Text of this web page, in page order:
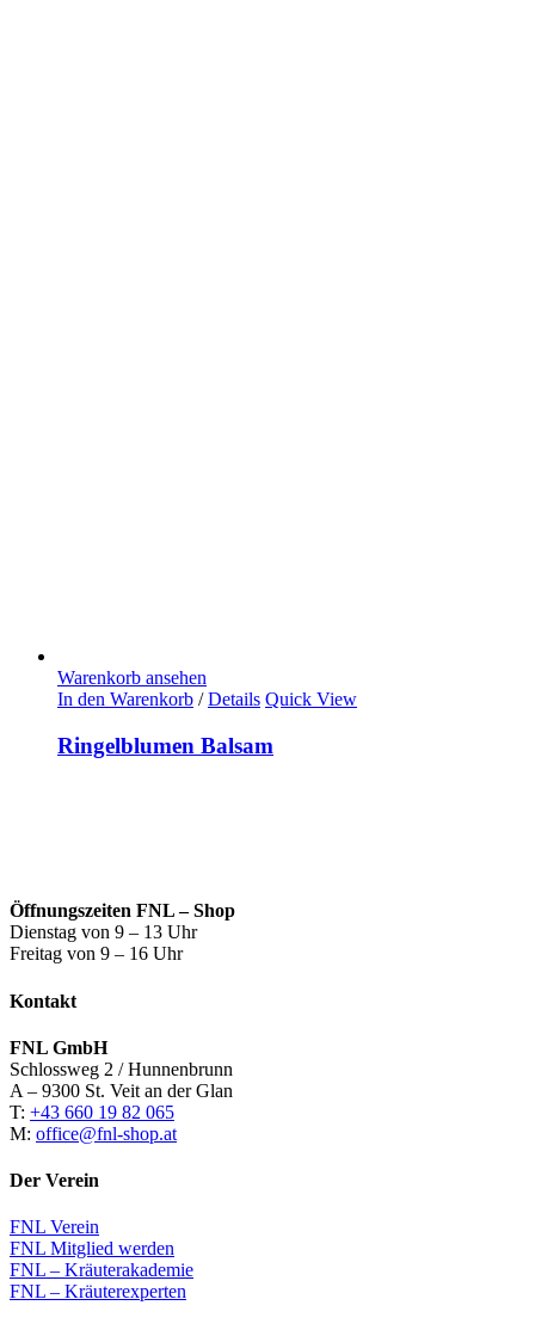
Warenkorb ansehen
In den Warenkorb / Details Quick View
Ringelblumen Balsam
Öffnungszeiten FNL – Shop
Dienstag von 9 – 13 Uhr
Freitag von 9 – 16 Uhr
Kontakt
FNL GmbH
Schlossweg 2 / Hunnenbrunn
A – 9300 St. Veit an der Glan
T: +43 660 19 82 065
M: office@fnl-shop.at
Der Verein
FNL Verein
FNL Mitglied werden
FNL – Kräuterakademie
FNL – Kräuterexperten